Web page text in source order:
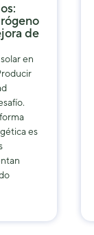
de
en
es